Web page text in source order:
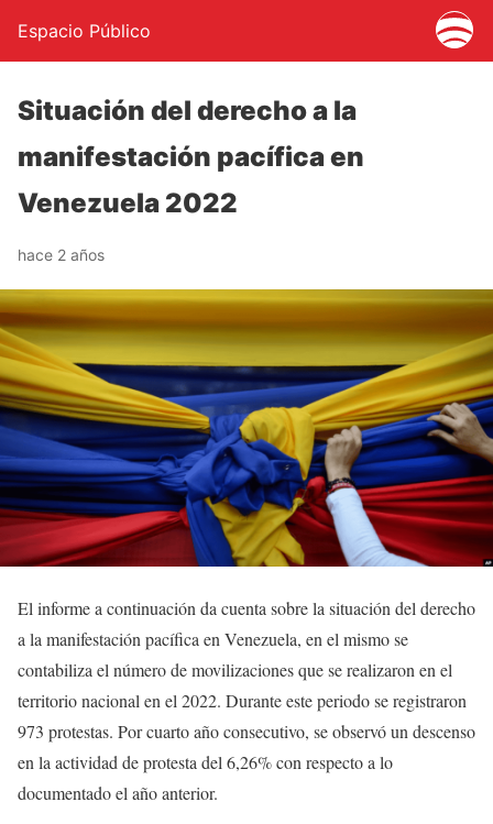
Espacio Público
Situación del derecho a la
manifestación pacífica en
Venezuela 2022
hace 2 años
El informe a continuación da cuenta sobre la situación del derecho
a la manifestación pacífica en Venezuela, en el mismo se
contabiliza el número de movilizaciones que se realizaron en el
territorio nacional en el 2022. Durante este periodo se registraron
973 protestas. Por cuarto año consecutivo, se observó un descenso
en la actividad de protesta del 6,26% con respecto a lo
documentado el año anterior.